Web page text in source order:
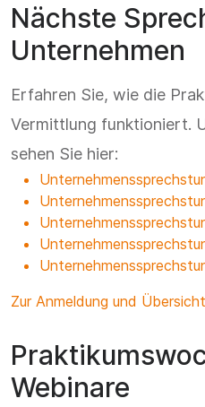
Nächste
Unternehmen
Erfahren Sie, wie die
Vermittlung funktioniert.
sehen Sie hier:
Zur Anmeldung und Übersicht
Webinare